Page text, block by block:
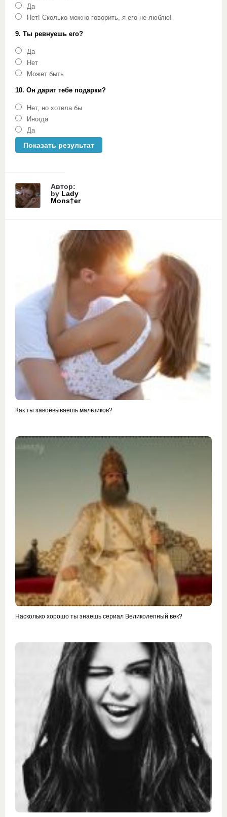
Да
Нет! Сколько можно говорить, я его не люблю!
9. Ты ревнуешь его?
Да
Нет
Может быть
10. Он дарит тебе подарки?
Нет, но хотела бы
Иногда
Да
Автор:
by Lady
Mons†er
Как ты завоёвываешь мальчиков?
Насколько хорошо ты знаешь сериал Великолепный век?